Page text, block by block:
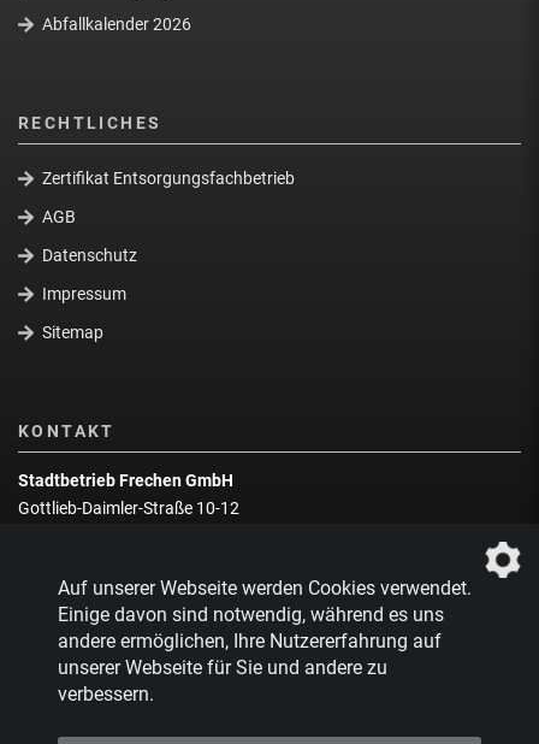
Abfallkalender 2026
RECHTLICHES
Zertifikat Entsorgungsfachbetrieb
AGB
Datenschutz
Impressum
Sitemap
KONTAKT
Stadtbetrieb Frechen GmbH
Gottlieb-Daimler-Straße 10-12
Zentrale:02234 9217-0
Abfallberatung:02234 9217-17
Auf unserer Webseite werden Cookies verwendet.
Einige davon sind notwendig, während es uns
andere ermöglichen, Ihre Nutzererfahrung auf
unserer Webseite für Sie und andere zu
verbessern.